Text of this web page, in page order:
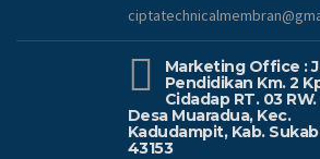
Marketing Office :
Pendidikan Km. 2
Cidadap RT. 03 RW.
Desa Muaradua, Kec.
Kadudampit, Kab.
43153